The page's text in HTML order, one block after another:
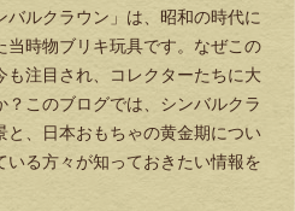
ルクラウン」は、昭和の時代に
当時物ブリキ玩具です。なぜこの
も注目され、コレクターたちに大
このブログでは、シンバルクラ
と、日本おもちゃの黄金期につい
いる方々が知っておきたい情報を